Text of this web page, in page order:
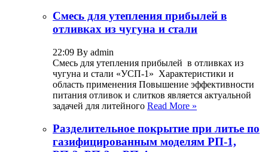
Смесь для утепления прибылей в
отливках из чугуна и стали
22:09 By admin
Смесь для утепления прибылей в отливках из
чугуна и стали «УСП-1» Характеристики и
область применения Повышение эффективности
питания отливок и слитков является актуальной
задачей для литейного Read More »
Разделительное покрытие при литье по
газифицированным моделям РП-1,